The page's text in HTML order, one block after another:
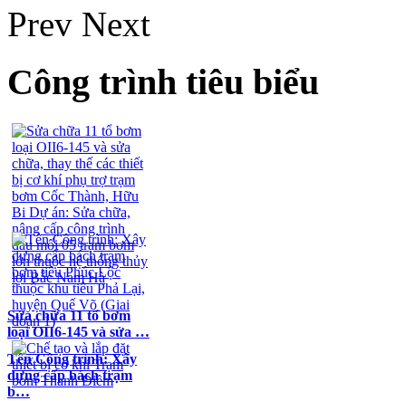
Prev Next
Công trình tiêu biểu
Sửa chữa 11 tổ bơm
loại OII6-145 và sửa …
Tên Công trình: Xây
dựng cấp bách trạm
b…